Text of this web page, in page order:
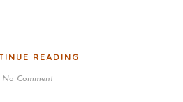
READING
No Comment